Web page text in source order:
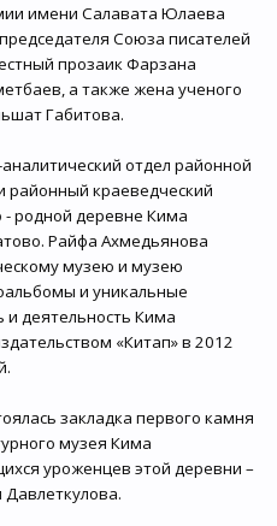
имени Салавата Юлаева
Союза писателей
прозаик Фарзана
а также жена ученого
Габитова.
отдел районной
районный краеведческий
родной деревне Кима
Райфа Ахмедьянова
музею и музею
и уникальные
деятельность Кима
«Китап» в 2012
закладка первого камня
музея Кима
уроженцев этой деревни –